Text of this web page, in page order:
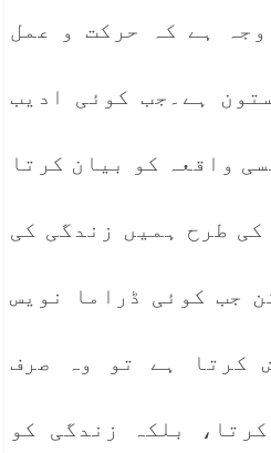
ہے کہ حرکت و عمل
ہے۔جب کوئی ادیب
واقعہ کو بیان کرتا
طرح ہمیں زندگی کی
جب کوئی ڈراما نویس
کرتا ہے تو وہ صرف
بلکہ زندگی کو